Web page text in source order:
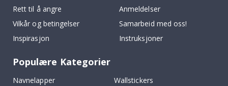
Rett til å angre
Vilkår og betingelser
Inspirasjon
Anmeldelser
Samarbeid med oss!
Instruksjoner
Populære Kategorier
Navnelapper
Wallstickers